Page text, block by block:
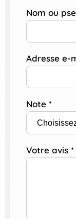
Nom ou
Adresse e-
Note *
Votre avis *